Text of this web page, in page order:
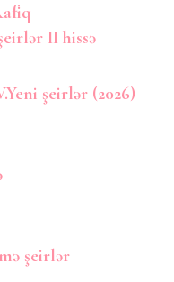
II hissə
şeirlər (2026)
şeirlər